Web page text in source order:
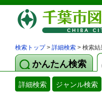
検索トップ> 詳細検索 > 検索
かんたん検索
詳細検索 ジャンル検索